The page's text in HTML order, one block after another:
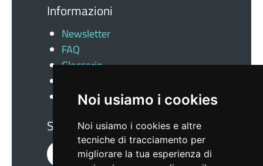
Noi usiamo i cookies
Noi usiamo i cookies e altre
tecniche di tracciamento per
migliorare la tua esperienza di
Informazioni
Newsletter
FAQ
Glossario
News
Seguici su